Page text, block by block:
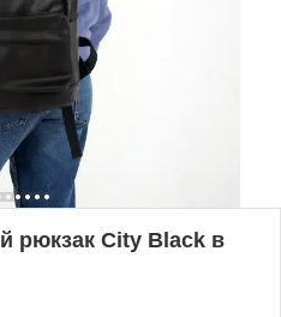
рюкзак City Black в